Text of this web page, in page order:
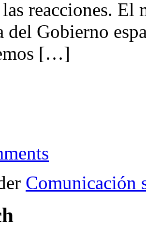
reacciones. El
Gobierno
[…]
Comunicación